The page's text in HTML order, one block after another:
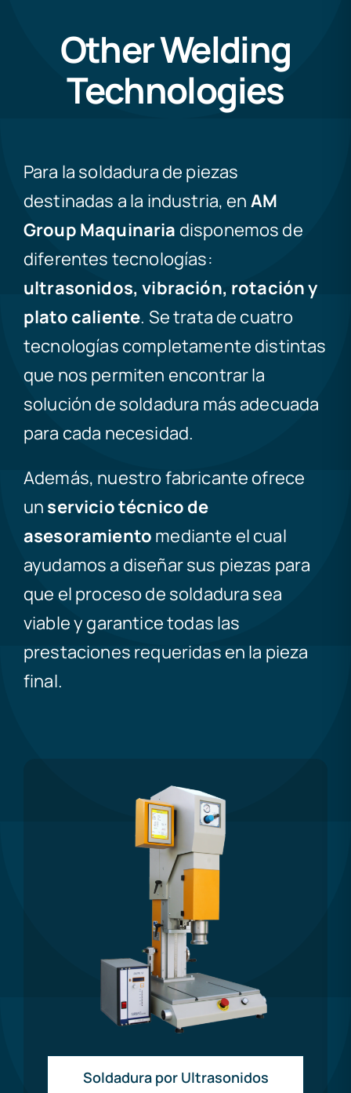
Other Welding
Technologies
Para la soldadura de piezas
destinadas a la industria, en AM
Group Maquinaria disponemos de
diferentes tecnologías:
ultrasonidos, vibración, rotación y
plato caliente. Se trata de cuatro
tecnologías completamente distintas
que nos permiten encontrar la
solución de soldadura más adecuada
para cada necesidad.
Además, nuestro fabricante ofrece
un servicio técnico de
asesoramiento mediante el cual
ayudamos a diseñar sus piezas para
que el proceso de soldadura sea
viable y garantice todas las
prestaciones requeridas en la pieza
final.
Soldadura por Ultrasonidos